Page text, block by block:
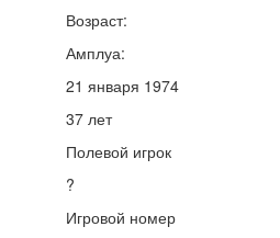
Возраст:
Амплуа:
21 января 1974
37 лет
Полевой игрок
?
Игровой номер